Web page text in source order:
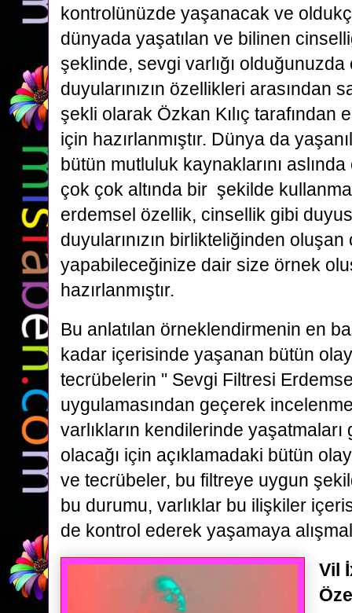
kontrolünüzde yaşanacak ve
dünyada yaşatılan ve bilinen
şeklinde, sevgi varlığı
duyularınızın özellikleri arasından
şekli olarak Özkan Kılıç tarafından
için hazırlanmıştır. Dünya da
bütün mutluluk kaynaklarını
çok çok altında bir şekilde
erdemsel özellik, cinsellik gibi
duyularınızın birlikteliğinden
yapabileceğinize dair size örnek
hazırlanmıştır.
Bu anlatılan örneklendirmenin en
kadar içerisinde yaşanan bütün
tecrübelerin '' Sevgi Filtresi
uygulamasından geçerek
varlıkların kendilerinde
olacağı için açıklamadaki bütün
ve tecrübeler, bu filtreye uygun
bu durumu, varlıklar bu ilişkiler
de kontrol ederek yaşamaya
Vil